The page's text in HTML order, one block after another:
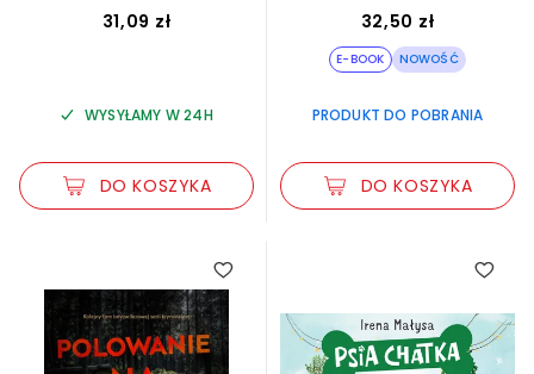
31,09 zł
WYSYŁAMY W 24H
DO KOSZYKA
32,50 zł
E-BOOK NOWOŚĆ
PRODUKT DO POBRANIA
DO KOSZYKA
5.00